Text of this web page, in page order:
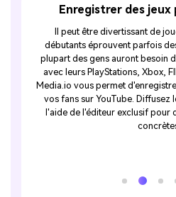
Enregistrer des jeux
Il peut être divertissant de
débutants éprouvent parfois
plupart des gens auront besoin
avec leurs PlayStations, Xbox,
Media.io vous permet
vos fans sur YouTube. Diffusez
l'aide de l'éditeur exclusif pour